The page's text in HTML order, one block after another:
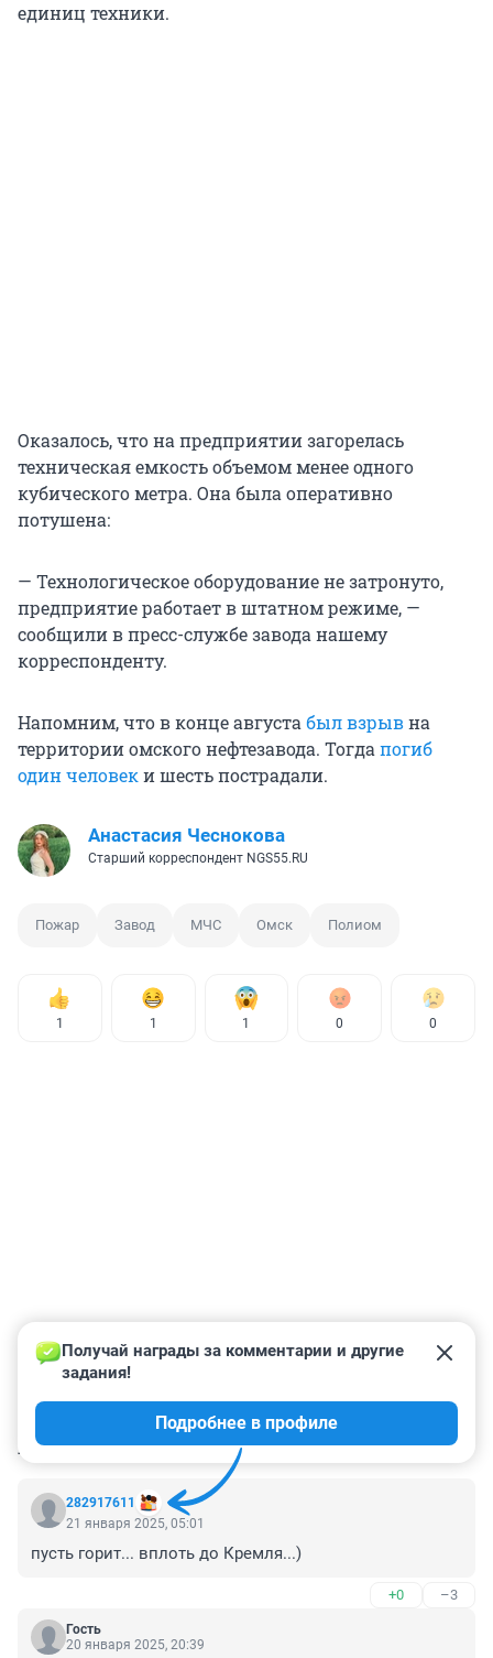
единиц техники.
Оказалось, что на предприятии загорелась
техническая емкость объемом менее одного
кубического метра. Она была оперативно
потушена:
— Технологическое оборудование не затронуто,
предприятие работает в штатном режиме, —
сообщили в пресс-службе завода нашему
корреспонденту.
Напомним, что в конце августабыл взрывна
территории омского нефтезавода. Тогдапогиб
один человеки шесть пострадали.
Анастасия Чеснокова
Старший корреспондент NGS55.RU
Пожар Завод МЧС Омск Полиом
1 1 1 0 0
КОММЕНТАРИИ 3
282917611
Получай награды за комментарии и другие
задания!
Подробнее в профиле
21 января 2025, 05:01
пусть горит... вплоть до Кремля...)
+0 –3
Гость
20 января 2025, 20:39